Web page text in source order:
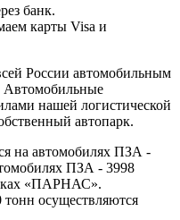
банк.
карты Visa и
России автомобильным
Автомобильные
нашей логистической
автопарк.
на автомобилях ПЗА -
ПЗА - 3998
«ПАРНАС».
осуществляются